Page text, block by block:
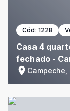
Cód: 1228
Casa 4
fechado -